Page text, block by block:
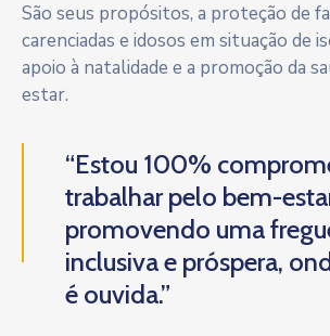
São seus propósitos, a proteção de
carenciadas e idosos em situação de
apoio à natalidade e a promoção da
estar.
“Estou 100%
trabalhar pelo bem-
promovendo uma
inclusiva e próspera,
é ouvida.”